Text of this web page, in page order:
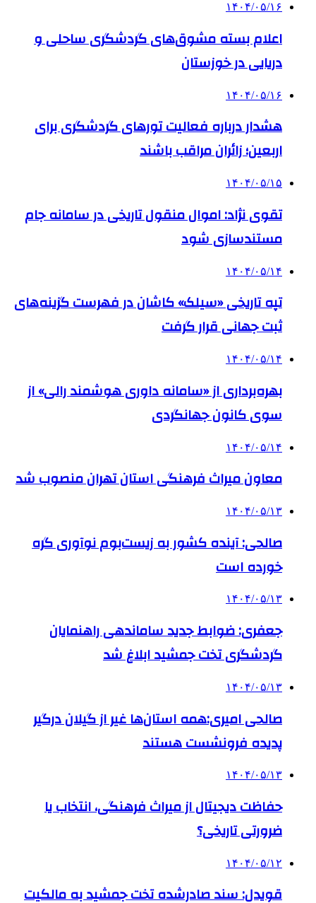
۱۴۰۴/۰۵/۱۶
اعلام بسته مشوق‌های گردشگری ساحلی و
دریایی در خوزستان
۱۴۰۴/۰۵/۱۶
هشدار درباره فعالیت تورهای گردشگری برای
اربعین؛ زائران مراقب باشند
۱۴۰۴/۰۵/۱۵
تقوی نژاد: اموال منقول تاریخی در سامانه جام
مستندسازی شود
۱۴۰۴/۰۵/۱۴
تپه تاریخی «سیلک» کاشان در فهرست گزینه‌های
ثبت جهانی قرار گرفت
۱۴۰۴/۰۵/۱۴
بهره‌برداری از «سامانه داوری هوشمند رالی» از
سوی کانون جهانگردی
۱۴۰۴/۰۵/۱۴
معاون میراث فرهنگی استان تهران منصوب شد
۱۴۰۴/۰۵/۱۳
صالحی: آینده کشور به زیست‌بوم نوآوری گره
خورده است
۱۴۰۴/۰۵/۱۳
جعفری: ضوابط جدید ساماندهی راهنمایان
گردشگری تخت جمشید ابلاغ شد
۱۴۰۴/۰۵/۱۳
صالحی امیری:همه استان‌ها غیر از گیلان درگیر
پدیده فرونشست هستند
۱۴۰۴/۰۵/۱۳
حفاظت دیجیتال از میراث فرهنگی، انتخاب یا
ضرورتی تاریخی؟
۱۴۰۴/۰۵/۱۲
قویدل: سند صادرشده تخت جمشید به مالکیت